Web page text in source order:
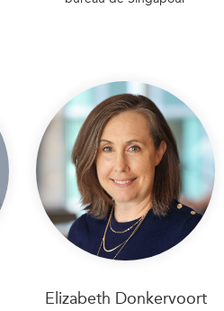
Elizabeth Donkervoort